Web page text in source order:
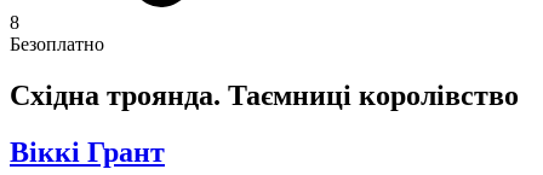
8
Безоплатно
Східна троянда. Таємниці королівство
Віккі Грант